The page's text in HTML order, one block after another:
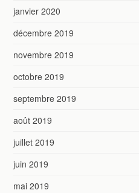
janvier 2020
décembre 2019
novembre 2019
octobre 2019
septembre 2019
août 2019
juillet 2019
juin 2019
mai 2019